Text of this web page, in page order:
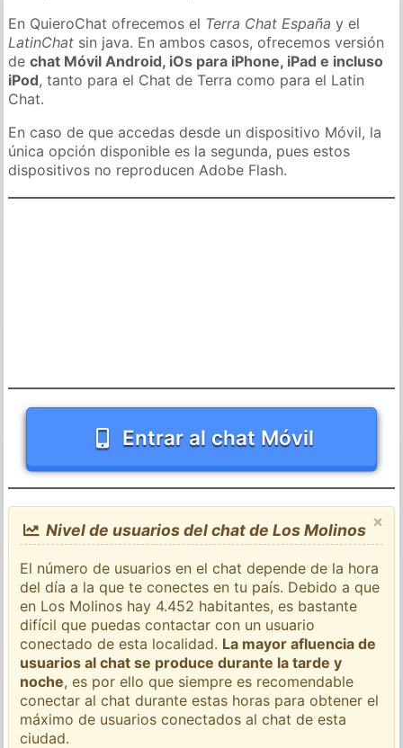
En QuieroChat ofrecemos el Terra Chat España y el
LatinChat sin java. En ambos casos, ofrecemos versión
dechat Móvil Android, iOs para iPhone, iPad e incluso
iPod, tanto para el Chat de Terra como para el Latin
Chat.
En caso de que accedas desde un dispositivo Móvil, la
única opción disponible es la segunda, pues estos
dispositivos no reproducen Adobe Flash.
Entrar al chat Móvil
×
Nivel de usuarios del chat de Los Molinos
El número de usuarios en el chat depende de la hora
del día a la que te conectes en tu país. Debido a que
en Los Molinos hay 4.452 habitantes, es bastante
difícil que puedas contactar con un usuario
conectado de esta localidad. La mayor afluencia de
usuarios al chat se produce durante la tarde y
noche, es por ello que siempre es recomendable
conectar al chat durante estas horas para obtener el
máximo de usuarios conectados al chat de esta
ciudad.